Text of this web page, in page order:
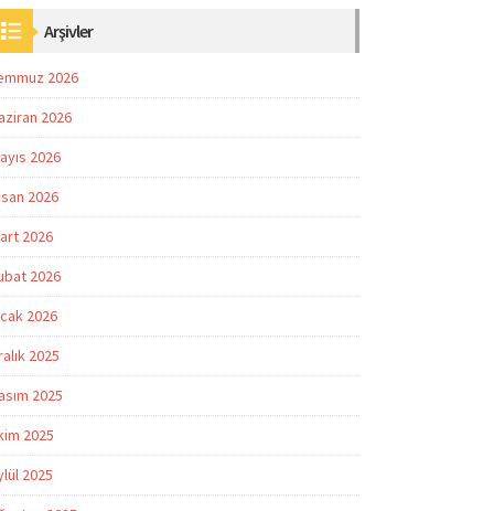
Arşivler
2026
2026
2026
2026
2026
2026
2026
2025
2025
2025
2025